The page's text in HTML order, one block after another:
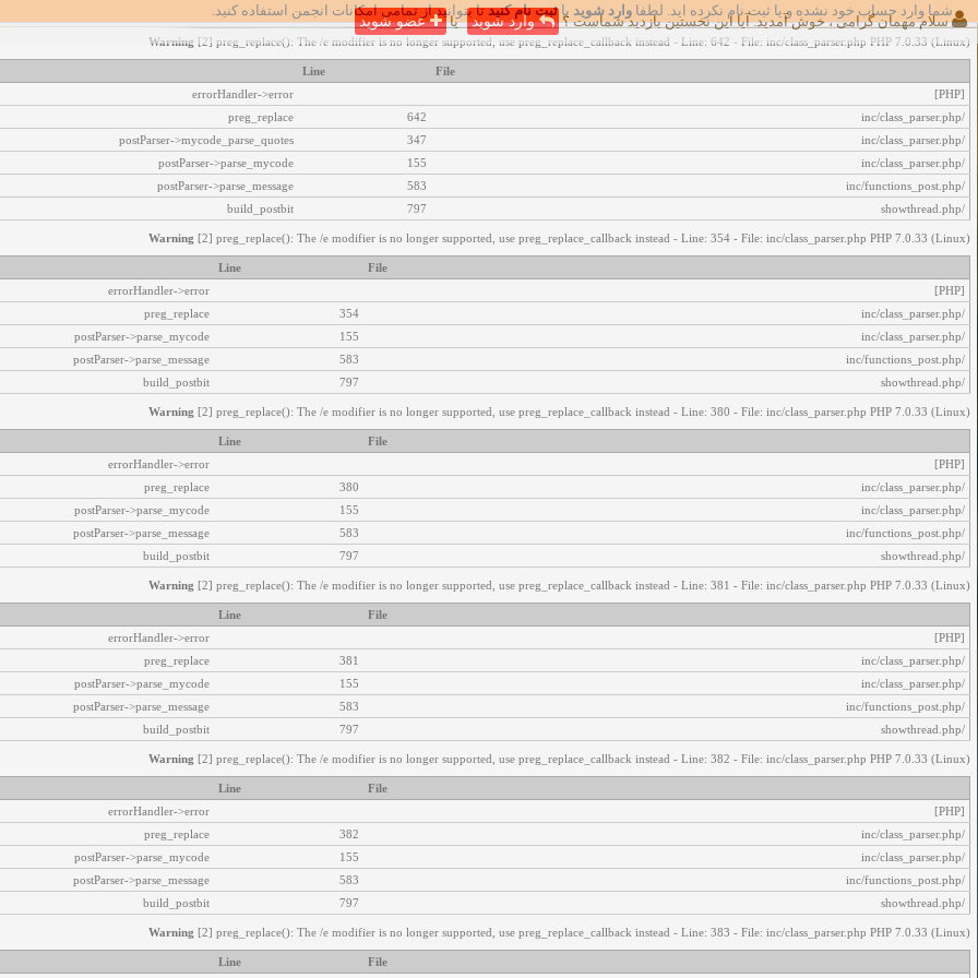
شما وارد حساب خود نشده و یا ثبت نام نکرده اید. لطفا وارد شوید یاثبت نام کنیدتا بتوانید از تمامی امکانات انجمن استفاده کنید. اخطار‌های زیر رخ داد:
Warning [2] preg_replace(): The /e modifier is no longer supported, use preg_replace_callback instead - Line: 642 - File: inc/class_parser.php PHP 7.0.33 (Linux)
File
Line
[PHP]
errorHandler->error
/inc/class_parser.php
642
preg_replace
/inc/class_parser.php
347
postParser->mycode_parse_quotes
/inc/class_parser.php
155
postParser->parse_mycode
/inc/functions_post.php
583
postParser->parse_message
/showthread.php
797
build_postbit
Warning [2] preg_replace(): The /e modifier is no longer supported, use preg_replace_callback instead - Line: 354 - File: inc/class_parser.php PHP 7.0.33 (Linux)
File
Line
[PHP]
errorHandler->error
/inc/class_parser.php
354
preg_replace
/inc/class_parser.php
155
postParser->parse_mycode
/inc/functions_post.php
583
postParser->parse_message
/showthread.php
797
build_postbit
Warning [2] preg_replace(): The /e modifier is no longer supported, use preg_replace_callback instead - Line: 380 - File: inc/class_parser.php PHP 7.0.33 (Linux)
File
Line
[PHP]
errorHandler->error
/inc/class_parser.php
380
preg_replace
/inc/class_parser.php
155
postParser->parse_mycode
/inc/functions_post.php
583
postParser->parse_message
/showthread.php
797
build_postbit
Warning [2] preg_replace(): The /e modifier is no longer supported, use preg_replace_callback instead - Line: 381 - File: inc/class_parser.php PHP 7.0.33 (Linux)
File
Line
[PHP]
errorHandler->error
/inc/class_parser.php
381
preg_replace
/inc/class_parser.php
155
postParser->parse_mycode
/inc/functions_post.php
583
postParser->parse_message
/showthread.php
797
build_postbit
Warning [2] preg_replace(): The /e modifier is no longer supported, use preg_replace_callback instead - Line: 382 - File: inc/class_parser.php PHP 7.0.33 (Linux)
File
Line
[PHP]
errorHandler->error
/inc/class_parser.php
382
preg_replace
/inc/class_parser.php
155
postParser->parse_mycode
/inc/functions_post.php
583
postParser->parse_message
/showthread.php
797
build_postbit
Warning [2] preg_replace(): The /e modifier is no longer supported, use preg_replace_callback instead - Line: 383 - File: inc/class_parser.php PHP 7.0.33 (Linux)
File
Line
سلام مهمان گرامی ، خوش آمدید. آیا این نخستین بازدید شماست ؟ وارد شوید یا عضو شوید